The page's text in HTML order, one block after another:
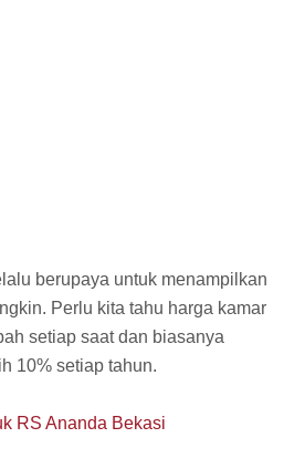
berupaya untuk menampilkan
Perlu kita tahu harga kamar
setiap saat dan biasanya
10% setiap tahun.
RS Ananda Bekasi